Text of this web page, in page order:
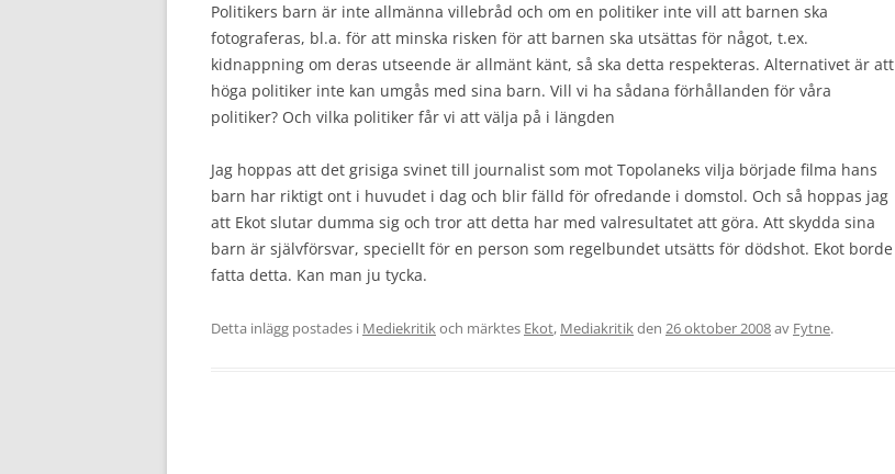
Politikers barn är inte allmänna villebråd och om en politiker inte vill att barnen ska
fotograferas, bl.a. för att minska risken för att barnen ska utsättas för något, t.ex.
kidnappning om deras utseende är allmänt känt, så ska detta respekteras. Alternativet är att
höga politiker inte kan umgås med sina barn. Vill vi ha sådana förhållanden för våra
politiker? Och vilka politiker får vi att välja på i längden
Jag hoppas att det grisiga svinet till journalist som mot Topolaneks vilja började filma hans
barn har riktigt ont i huvudet i dag och blir fälld för ofredande i domstol. Och så hoppas jag
att Ekot slutar dumma sig och tror att detta har med valresultatet att göra. Att skydda sina
barn är självförsvar, speciellt för en person som regelbundet utsätts för dödshot. Ekot borde
fatta detta. Kan man ju tycka.
Detta inlägg postades i Mediekritikoch märktes Ekot, Mediakritikden 26 oktober 2008av Fytne.